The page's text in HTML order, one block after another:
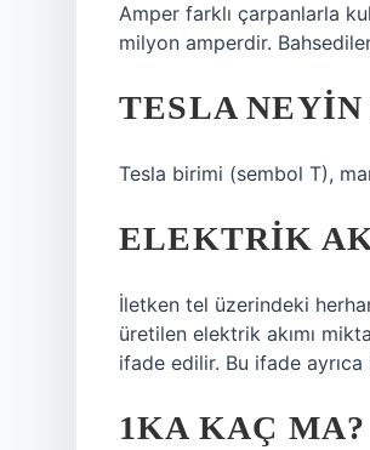
Amper farklı çarpanlarla
milyon amperdir.
TESLA
Tesla birimi (sembol T),
ELEKTRIK
İletken tel üzerindeki
üretilen elektrik akımı
ifade edilir. Bu ifade
1KA KAÇ MA?